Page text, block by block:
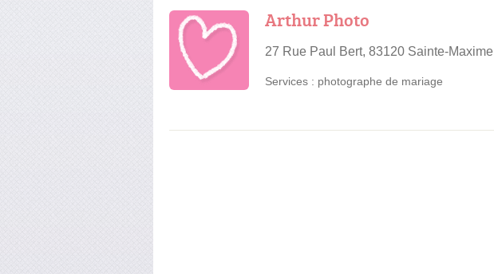
Arthur Photo
27 Rue Paul Bert, 83120 Sainte-Maxime
Services : photographe de mariage